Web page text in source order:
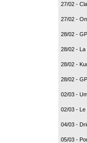
27/02 -
27/02 -
28/02 -
28/02 - La
28/02 -
28/02 -
02/03 -
02/03 - Le
04/03 -
05/03 -